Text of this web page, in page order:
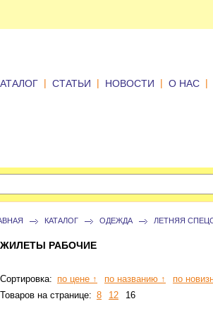
| СТАТЬИ | НОВОСТИ | О НАС |
КАТАЛОГ ОДЕЖДА ЛЕТНЯЯ
ЖИЛЕТЫ РАБОЧИЕ
Сортировка: по цене ↑ по названию ↑ по
Товаров на странице: 8 12 16